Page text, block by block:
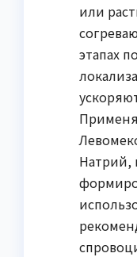
или
этапах
Натрий,